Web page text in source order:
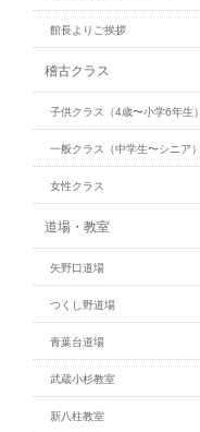
館長よりご挨拶
稽古クラス
子供クラス（4歳〜小学6年生）
一般クラス（中学生〜シニア）
女性クラス
道場・教室
矢野口道場
つくし野道場
青葉台道場
武蔵小杉教室
新八柱教室